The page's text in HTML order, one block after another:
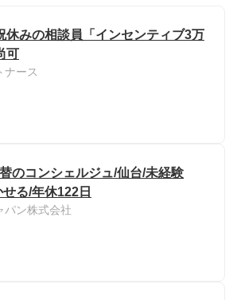
休みの相談員「インセンティブ3万
可
ナース
のコンシェルジュ/仙台/未経験
る/年休122日
パン株式会社